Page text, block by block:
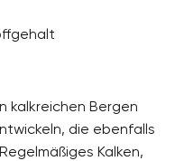
kalkreichen Bergen
die ebenfalls
Kalken,